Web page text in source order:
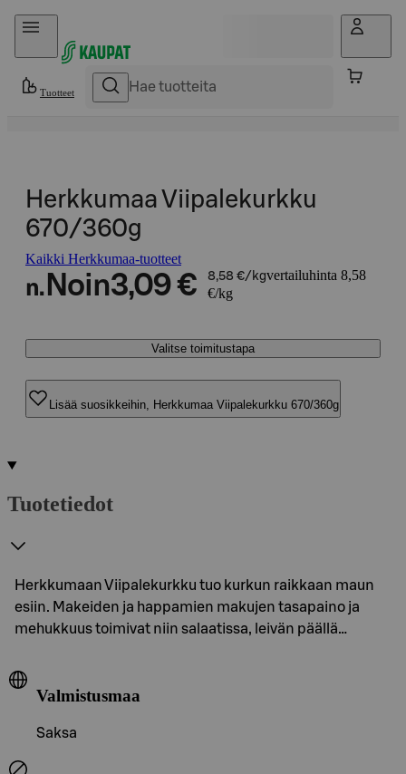
Hyppää sisältöön
Tuotteet
Herkkumaa Viipalekurkku
670/360g
Kaikki Herkkumaa-tuotteet
n. Noin3,09 € 8,58 €/kgvertailuhinta 8,58
€/kg
Valitse toimitustapa
Lisää suosikkeihin, Herkkumaa Viipalekurkku 670/360g
Tuotetiedot
Herkkumaan Viipalekurkku tuo kurkun raikkaan maun
esiin. Makeiden ja happamien makujen tasapaino ja
mehukkuus toimivat niin salaatissa, leivän päällä…
Valmistusmaa
Saksa